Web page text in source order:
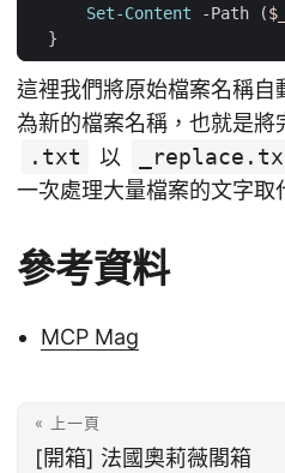
Set-Content
-Path ($_
}
這裡我們將原始檔案名稱自
為新的檔案名稱，也就是將
.txt
以
一次處理大量檔案的文字取
參考資料
MCP Mag
« 上一頁
[開箱] 法國奧莉薇閣箱